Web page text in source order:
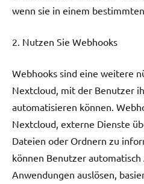
wenn sie in einem
2. Nutzen Sie Webhooks
Webhooks sind eine weitere
Nextcloud, mit der Benutzer
automatisieren können.
Nextcloud, externe Dienste
Dateien oder Ordnern zu
können Benutzer
Anwendungen auslösen,